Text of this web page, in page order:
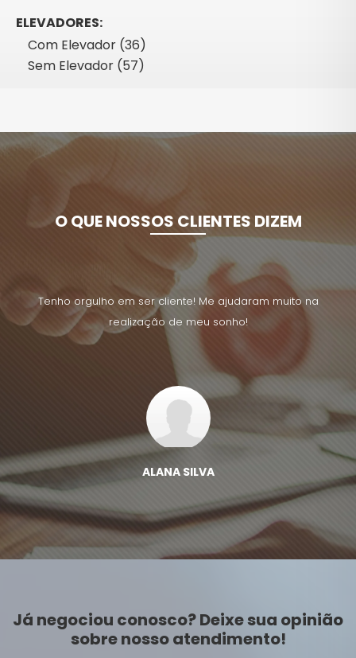
ELEVADORES:
Com Elevador (36)
Sem Elevador (57)
O QUE NOSSOS CLIENTES DIZEM
Tenho orgulho em ser cliente! Me ajudaram muito na
realização de meu sonho!
ALANA SILVA
Já negociou conosco? Deixe sua opinião
sobre nosso atendimento!